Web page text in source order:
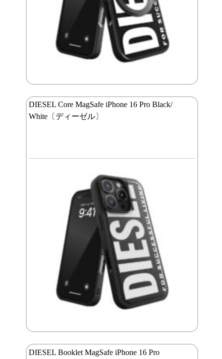
DIESEL Core MagSafe iPhone 16 Pro Black/
White〔ディーゼル〕
DIESEL Booklet MagSafe iPhone 16 Pro